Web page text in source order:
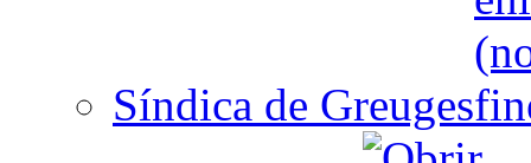
Síndica de Greuges